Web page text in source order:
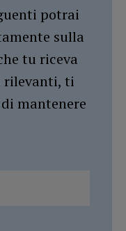
potrai
sulla
tu riceva
rilevanti, ti
mantenere